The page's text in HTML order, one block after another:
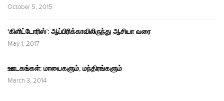
October 5, 2015
‘கிளிட்டோரிஸ்’: ஆப்பிரிக்காவிலிருந்து ஆசியா வரை
May 1, 2017
ஊடகங்கள்: மாயைகளும், மந்திரங்களும்
March 3, 2014